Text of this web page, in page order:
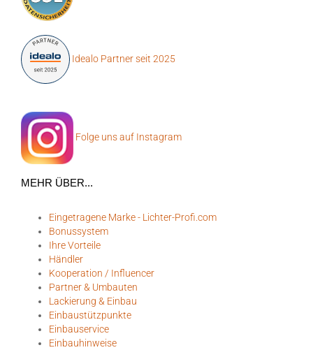
Idealo Partner seit 2025
Folge uns auf Instagram
MEHR ÜBER...
Eingetragene Marke - Lichter-Profi.com
Bonussystem
Ihre Vorteile
Händler
Kooperation / Influencer
Partner & Umbauten
Lackierung & Einbau
Einbaustützpunkte
Einbauservice
Einbauhinweise